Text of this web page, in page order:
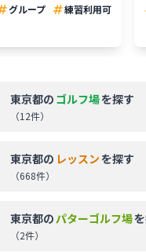
グループ
練習利用可
東京都の ゴルフ場を探す
（12件）
東京都の レッスンを探す
（668件）
東京都のパターゴルフ場
（2件）